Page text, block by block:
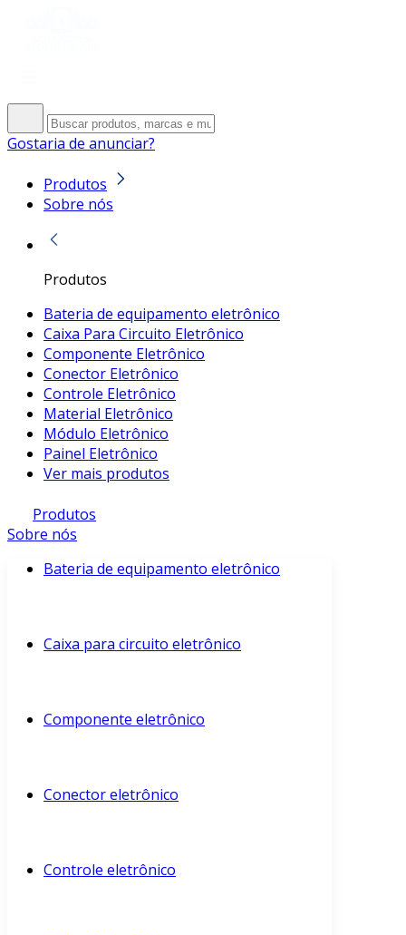
Gostaria de anunciar?
Produtos
Sobre nós
Produtos
Bateria de equipamento eletrônico
Caixa Para Circuito Eletrônico
Componente Eletrônico
Conector Eletrônico
Controle Eletrônico
Material Eletrônico
Módulo Eletrônico
Painel Eletrônico
Ver mais produtos
Produtos
Sobre nós
Bateria de equipamento eletrônico
Caixa para circuito eletrônico
Componente eletrônico
Conector eletrônico
Controle eletrônico